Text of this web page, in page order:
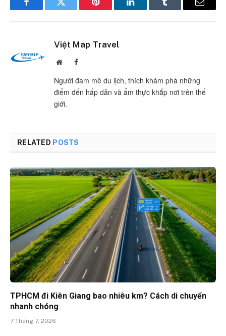
FacebookTwitter Pinterest LinkedInTumblr Email
Việt Map Travel
WebsiteFacebook
Người đam mê du lịch, thích khám phá những
điểm đến hấp dẫn và ẩm thực khắp nơi trên thế
giới.
RELATED POSTS
TPHCM đi Kiên Giang bao nhiêu km? Cách di chuyển
nhanh chóng
7 Tháng 7, 2026